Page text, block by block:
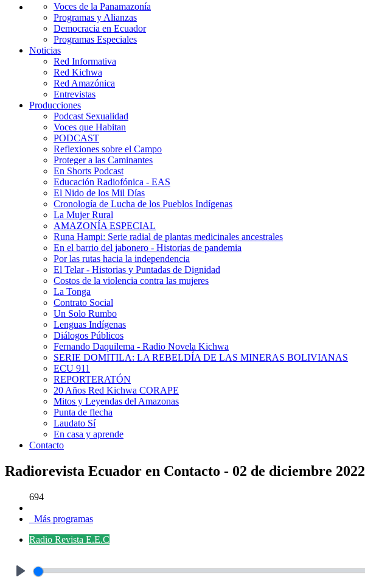
Voces de la Panamazonía
Programas y Alianzas
Democracia en Ecuador
Programas Especiales
Noticias
Red Informativa
Red Kichwa
Red Amazónica
Entrevistas
Producciones
Podcast Sexualidad
Voces que Habitan
PODCAST
Reflexiones sobre el Campo
Proteger a las Caminantes
En Shorts Podcast
Educación Radiofónica - EAS
El Nido de los Mil Días
Cronología de Lucha de los Pueblos Indígenas
La Mujer Rural
AMAZONÍA ESPECIAL
Runa Hampi: Serie radial de plantas medicinales ancestrales
En el barrio del jabonero - Historias de pandemia
Por las rutas hacia la independencia
El Telar - Historias y Puntadas de Dignidad
Costos de la violencia contra las mujeres
La Tonga
Contrato Social
Un Solo Rumbo
Lenguas Indígenas
Diálogos Públicos
Fernando Daquilema - Radio Novela Kichwa
SERIE DOMITILA: LA REBELDÍA DE LAS MINERAS BOLIVIANAS
ECU 911
REPORTERATÓN
20 Años Red Kichwa CORAPE
Mitos y Leyendas del Amazonas
Punta de flecha
Laudato Sí
En casa y aprende
Contacto
Radiorevista Ecuador en Contacto - 02 de diciembre 2022
694
Más programas
Radio Revista E.E.C